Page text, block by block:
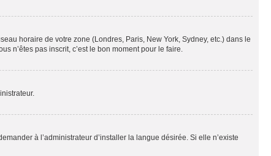
horaire de votre zone (Londres, Paris, New York, Sydney, etc.) dans le
n’êtes pas inscrit, c’est le bon moment pour le faire.
à l’administrateur d’installer la langue désirée. Si elle n’existe